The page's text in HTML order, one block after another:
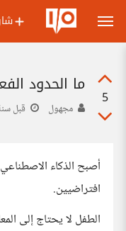
5
ما الحدود
مجهول قبل
أصبح الذكاء
افتراضيين.
الطفل لا يحتاج إلى